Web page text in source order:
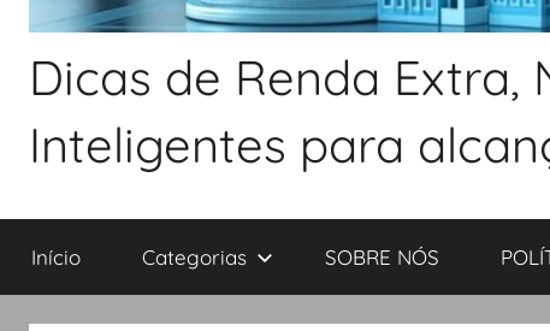
Dicas de Renda Extra,
Inteligentes para
Início Categorias SOBRE NÓS